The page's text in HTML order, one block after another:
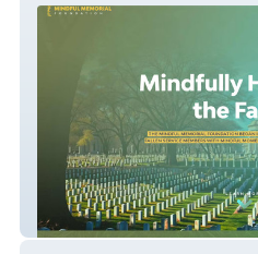
Mindful Memorial Foundation